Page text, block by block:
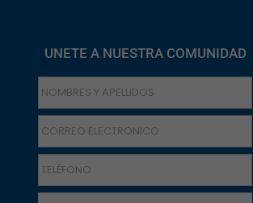
UNETE A NUESTRA COMUNIDAD